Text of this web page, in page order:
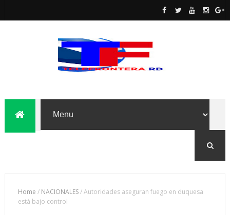
Home / NACIONALES/Autoridades aseguran fuego en duquesa
está bajo control